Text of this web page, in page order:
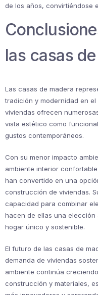
de los años, convirtiéndose
las casas
Las casas de madera
tradición y modernidad en
viviendas ofrecen
vista estético como
gustos contemporáneos.
Con su menor impacto
ambiente interior
han convertido en una
construcción de viviendas.
capacidad para combinar
hacen de ellas una
hogar único y sostenible.
El futuro de las casas de
demanda de viviendas
ambiente continúa
construcción y materiales,